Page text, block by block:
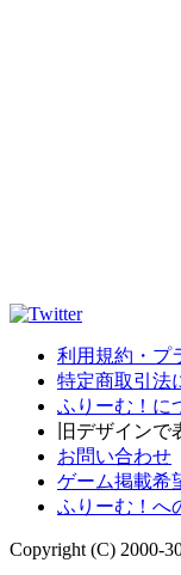
利用規約・プ
特定商取引法
ふりーむ！に
旧デザインで
お問い合わせ
ゲーム掲載希
ふりーむ！へ
Copyright (C) 2000-